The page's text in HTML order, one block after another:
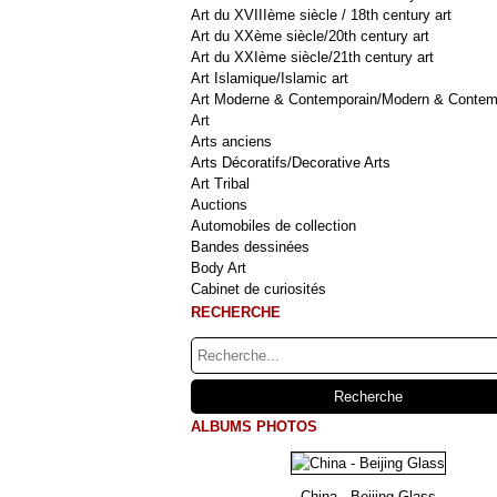
Art du XVIIIème siècle / 18th century art
Art du XXème siècle/20th century art
Art du XXIème siècle/21th century art
Art Islamique/Islamic art
Art Moderne & Contemporain/Modern &
Art
Arts anciens
Arts Décoratifs/Decorative Arts
Art Tribal
Auctions
Automobiles de collection
Bandes dessinées
Body Art
Cabinet de curiosités
RECHERCHE
ALBUMS PHOTOS